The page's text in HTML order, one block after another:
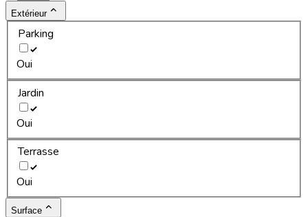
Extérieur
Parking
Oui
Jardin
Oui
Terrasse
Oui
Surface